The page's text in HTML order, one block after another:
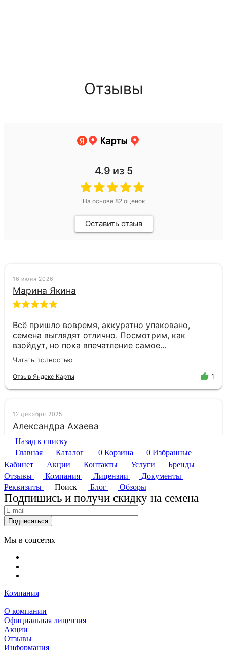
Назад к списку
Главная
Каталог 0 Корзина 0 Избранные
Кабинет
Акции Контакты Услуги
Бренды
Отзывы
Компания Лицензии
Документы
Реквизиты
Поиск Блог Обзоры
Подпишись и получи скидку на семена
Подписаться
Мы в соцсетях
Компания
О компании
Официальная лицензия
Акции
Отзывы
Информация